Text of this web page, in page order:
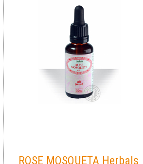
ROSE MOSQUETA Herbals